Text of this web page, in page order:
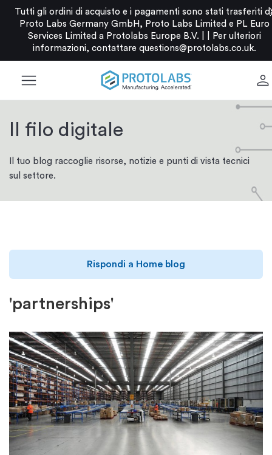
Tutti gli ordini di acquisto e i pagamenti sono stati trasferiti
Proto Labs Germany GmbH, Proto Labs Limited e PL Euro
Services Limited a Protolabs Europe B.V. |
Per ulteriori
informazioni, contattare questions@protolabs.co.uk.
menu person
Il filo digitale
Il tuo blog raccoglie risorse, notizie e punti di vista tecnici
sul settore.
'partnerships'
Rispondi a Home blog